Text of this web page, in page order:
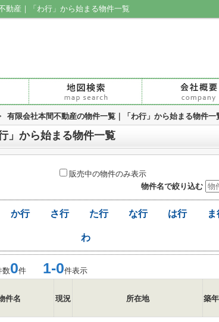
動産｜「わ行」から始まる物件一覧
有限会社本間不動産の物件一覧｜「わ行」から始まる物件一
」から始まる物件一覧
販売中の物件のみ表示
物件名で絞り込む
か行 さ行 た行 な行 は行
わ
数0件 1-0件表示
件名 現況 所在地 築